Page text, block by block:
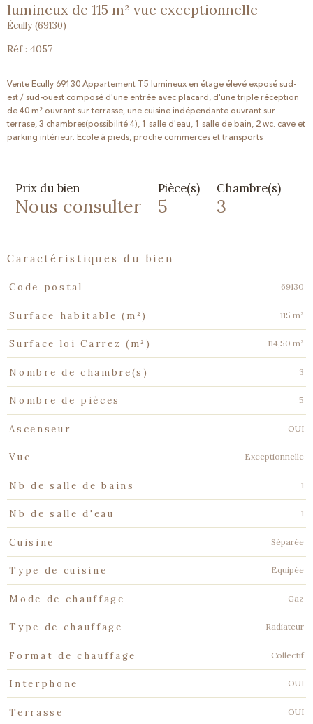
lumineux de 115 m² vue exceptionnelle
Écully (69130)
Réf : 4057
Vente Ecully 69130 Appartement T5 lumineux en étage élevé exposé sud-
est / sud-ouest composé d'une entrée avec placard, d'une triple réception
de 40 m² ouvrant sur terrasse, une cuisine indépendante ouvrant sur
terrase, 3 chambres(possibilité 4), 1 salle d'eau, 1 salle de bain, 2 wc. cave et
parking intérieur. Ecole à pieds, proche commerces et transports
Prix du bien
Nous consulter
Pièce(s)
5
Chambre(s)
3
caractéristiques du bien
Caractéristiques Valeurs
Code postal 69130
Surface habitable (m²) 115 m²
Surface loi Carrez (m²) 114,50 m²
Nombre de chambre(s) 3
Nombre de pièces 5
Ascenseur OUI
Vue Exceptionnelle
Nb de salle de bains 1
Nb de salle d'eau 1
Cuisine Séparée
Type de cuisine Equipée
Mode de chauffage Gaz
Type de chauffage Radiateur
Format de chauffage Collectif
Interphone OUI
Terrasse OUI